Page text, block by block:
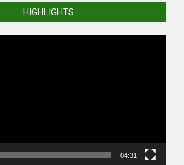
HIGHLIGHTS
04:31